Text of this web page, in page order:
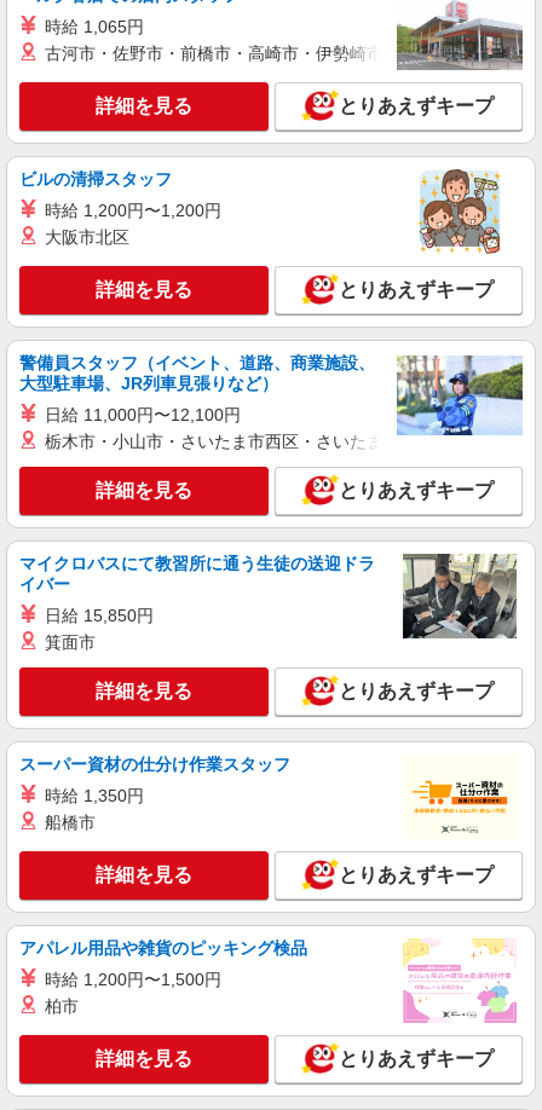
時給1500円〜2125円 ＜日払い有/週払い有/交
諏訪市内 ※上諏訪駅周辺
キープ 詳細を見る
派遣社員
株式会社kotrio /●MT-H-2067349
NEW
諏訪市/未経験OK★誰かの支えになれる人
時給1500円〜2125円 ＜日払い有/週払い有/交
通費全支給(ガソリン代含む)＞
諏訪市内 ※上諏訪駅周辺
キープ 詳細を見る
派遣社員
株式会社kotrio /●MT-H-2067985
NEW
諏訪市｜まずは送迎業務で活躍しよう◎デイ
サービスSTAFF
時給1500円〜2125円 ＜日払い有/週払い有/交
通費全支給(ガソリン代含む)＞
株式会社kotrio /●MT-H-2160509
NEW
＜諏訪市＞障がい者施設の支援員＊軽作業の
時給1500円〜2125円 ＜日払い有/週払い有/交
諏訪市内 ※上諏訪駅周辺
キープ 詳細を見る
派遣社員
株式会社kotrio /●MT-H-2094075
NEW
＜面接なし＞デイサービスでリハビリ補助・
送迎など＊諏訪市
時給1500円〜2125円 ＜日払い有/週払い有/交
通費全支給(ガソリン代含む)＞
時給 1,065円
古河市・佐野市・前橋市・高崎市・伊勢崎市・太田市・館林市
詳細を見る とりあえずキープ
ビルの清掃スタッフ
時給 1,200円〜1,200円
大阪市北区
詳細を見る とりあえずキープ
警備員スタッフ（イベント、道路、商業施設、
大型駐車場、JR列車見張りなど）
日給 11,000円〜12,100円
栃木市・小山市・さいたま市西区・さいたま市岩槻区・久喜市・
詳細を見る とりあえずキープ
マイクロバスにて教習所に通う生徒の送迎ドラ
イバー
日給 15,850円
箕面市
詳細を見る とりあえずキープ
スーパー資材の仕分け作業スタッフ
時給 1,350円
船橋市
詳細を見る とりあえずキープ
アパレル用品や雑貨のピッキング検品
時給 1,200円〜1,500円
柏市
詳細を見る とりあえずキープ